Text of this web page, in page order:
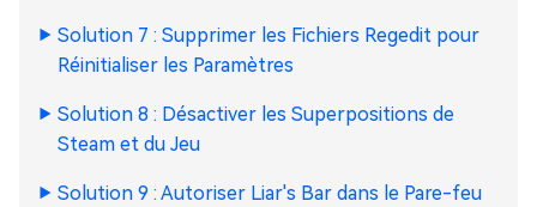
Solution 7 : Supprimer les Fichiers Regedit pour
Réinitialiser les Paramètres
Solution 8 : Désactiver les Superpositions de
Steam et du Jeu
Solution 9 : Autoriser Liar's Bar dans le Pare-feu